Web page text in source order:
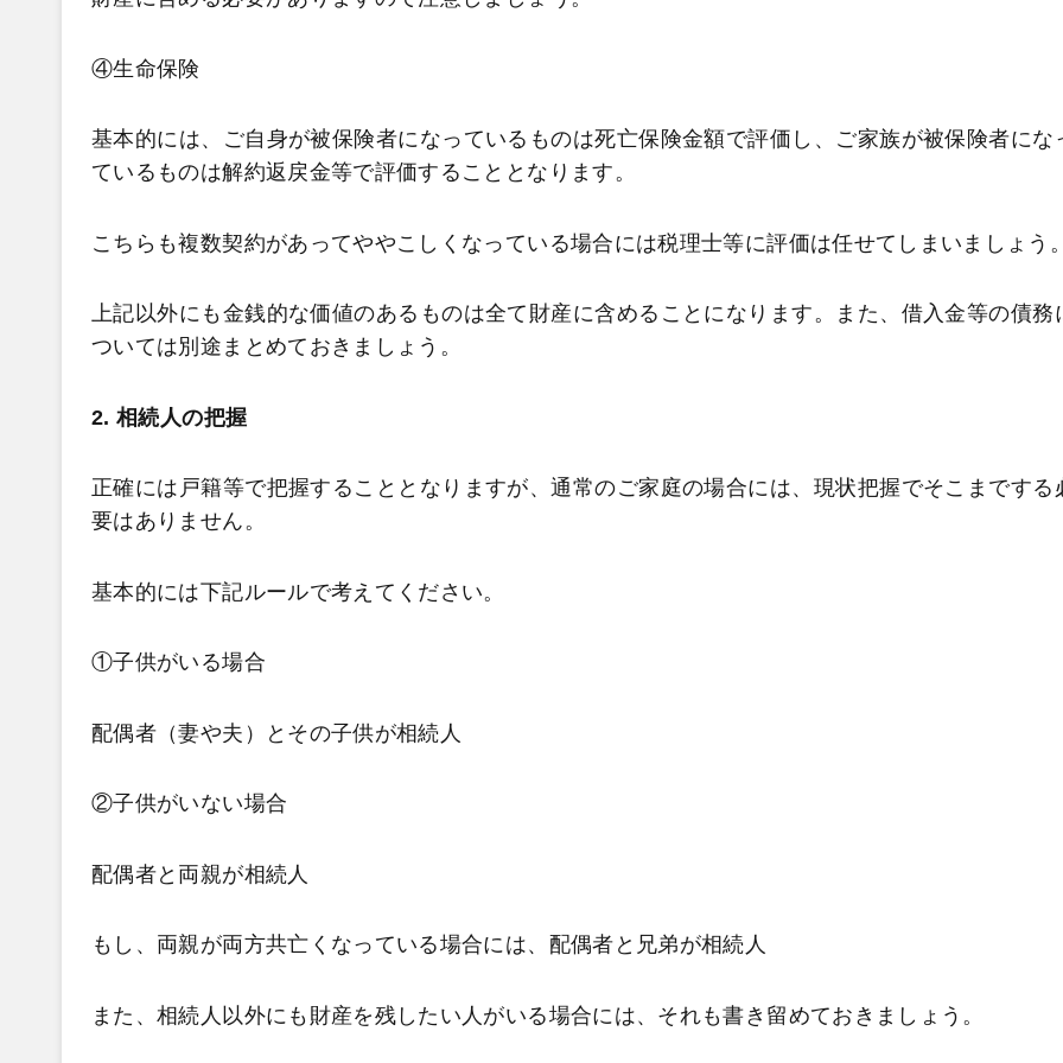
④生命保険
基本的には、ご自身が被保険者になっているものは死亡保険金額で評価し、ご家族が被保険者にな
ているものは解約返戻金等で評価することとなります。
こちらも複数契約があってややこしくなっている場合には税理士等に評価は任せてしまいましょう。
上記以外にも金銭的な価値のあるものは全て財産に含めることになります。また、借入金等の債務
ついては別途まとめておきましょう。
2. 相続人の把握
正確には戸籍等で把握することとなりますが、通常のご家庭の場合には、現状把握でそこまでする
要はありません。
基本的には下記ルールで考えてください。
①子供がいる場合
配偶者（妻や夫）とその子供が相続人
②子供がいない場合
配偶者と両親が相続人
もし、両親が両方共亡くなっている場合には、配偶者と兄弟が相続人
また、相続人以外にも財産を残したい人がいる場合には、それも書き留めておきましょう。